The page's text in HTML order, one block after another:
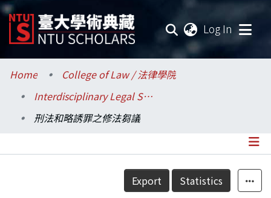
Log In
Communities & Collections
Research Outputs
Home
College of Law / 法律學院
Interdisciplinary Legal Studies / 科際整合法律學研究所
刑法和略誘罪之修法芻議
Details
Export Statistics